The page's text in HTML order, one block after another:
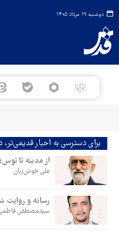
دوشنبه ۱۹ مرداد ۱۴۰۵
برای دسترسی به اخبار
از مدینه تا
علی خوش‌زبان
رسانه و روایت
سیدمصطفی فاطمی